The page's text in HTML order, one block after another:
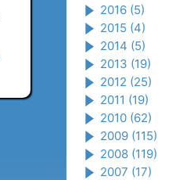
2016 (5)
2015 (4)
2014 (5)
2013 (19)
2012 (25)
2011 (19)
2010 (62)
2009 (115)
2008 (119)
2007 (17)